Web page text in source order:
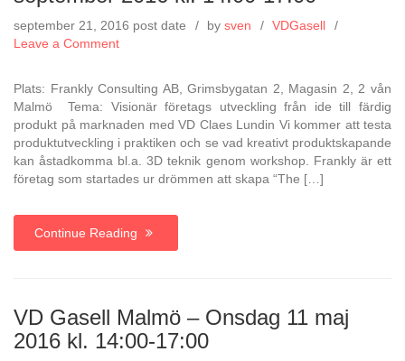
september 21, 2016 post date by sven
VDGasell
Leave a Commenton
Malmö
–
Onsdag
21
september
2016
17:00
Plats: Frankly Consulting AB, Grimsbygatan 2, Magasin 2, 2 vån
Malmö Tema: Visionär företags utveckling från ide till färdig
produkt på marknaden med VD Claes Lundin Vi kommer att testa
produktutveckling i praktiken och se vad kreativt produktskapande
kan åstadkomma bl.a. 3D teknik genom workshop. Frankly är ett
företag som startades ur drömmen att skapa “The […]
Continue Reading
VD Gasell Malmö – Onsdag 11 maj
2016 kl. 14:00-17:00